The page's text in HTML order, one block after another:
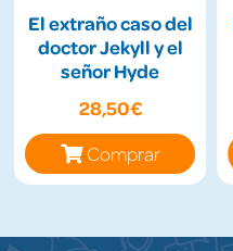
El extraño caso del
doctor Jekyll y el
señor Hyde
28,50€
Comprar